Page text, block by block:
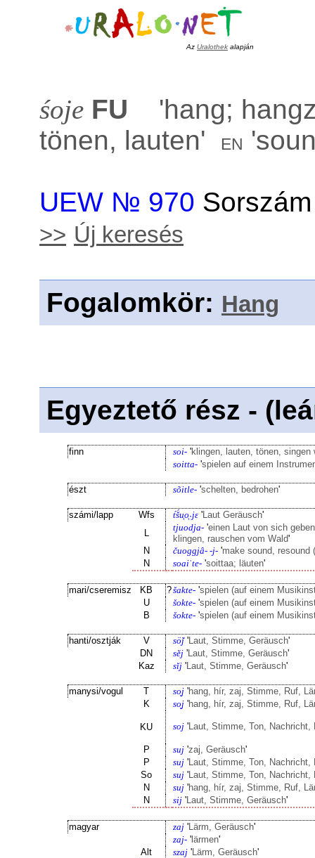
Az Uralothek alapján
śoje FU 'hang;
tönen, lauten' en '
UEW № 970
>> Új keresés
Fogalomkör: Hang
Egyeztető rész -
finn soi- 'klingen, lauten, tönen, singen
soitta- 'spielen auf einem
észt sõitle- 'schelten, bedrohen'
számi/lapp Wfs t́š́u͕o͕˴jε 'Laut Geräusch'
L
tjuodja- 'einen Laut von sich
klingen, rauschen vom Wald'
N
čuoggjâ- -j- 'make sound, resound
N
soaiˈte- 'soittaa; läuten'
mari/cseremisz KB ?šakte- 'spielen (auf einem
U
šokte- 'spielen (auf einem
B
šokte- 'spielen (auf einem
hanti/osztják V sö̆j'Laut, Stimme, Geräusch'
DN
sĕj 'Laut, Stimme, Geräusch'
Kaz
sĭj 'Laut, Stimme, Geräusch'
manysi/vogul T so̬j 'hang, hír, zaj, Stimme, Ruf,
K
so̬j 'hang, hír, zaj, Stimme, Ruf,
KU soj 'Laut, Stimme, Ton, Nachricht,
P suj 'zaj, Geräusch'
P
suj 'Laut, Stimme, Ton, Nachricht,
So
suj 'Laut, Stimme, Ton, Nachricht,
N
suj 'hang, hír, zaj, Stimme, Ruf,
N
sij 'Laut, Stimme, Geräusch'
magyar zaj 'Lärm, Geräusch'
zaj- ' lärmen'
Alt
szaj 'Lärm, Geräusch'